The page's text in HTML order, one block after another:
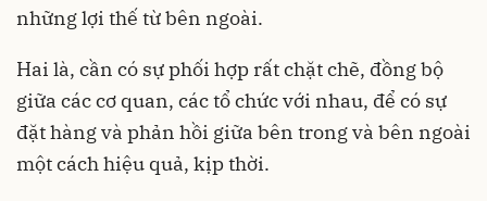
những lợi thế từ bên ngoài.
Hai là, cần có sự phối hợp rất chặt chẽ, đồng bộ
giữa các cơ quan, các tổ chức với nhau, để có sự
đặt hàng và phản hồi giữa bên trong và bên ngoài
một cách hiệu quả, kịp thời.